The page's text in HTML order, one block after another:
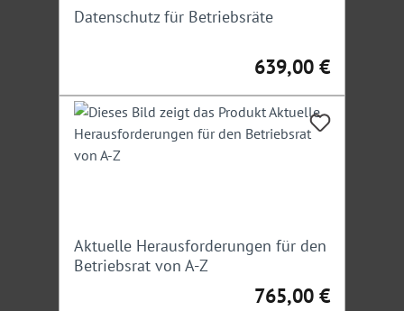
Datenschutz für Betriebsräte
Regulärer Preis:
639,00 €
Aktuelle Herausforderungen für den
Betriebsrat von A-Z
Regulärer Preis:
765,00 €